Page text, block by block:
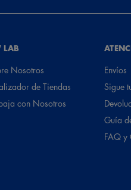
LAB
Nosotros
de Tiendas
con Nosotros
Envíos
Sigue
Guía
FAQ y